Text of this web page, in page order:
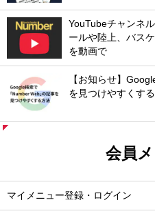
YouTubeチャンネ
ールや陸上、バス
を動画で
【お知らせ】
を見つけやすくす
会員
マイメニュー登録・ログイン